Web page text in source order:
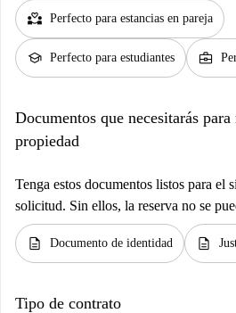
partner_heart Perfecto para estancias en pareja
school Perfecto para estudiantes business_center
Documentos que necesitarás para
propiedad
Tenga estos documentos listos para el
solicitud. Sin ellos, la reserva no se
description Documento de identidad description
Tipo de contrato